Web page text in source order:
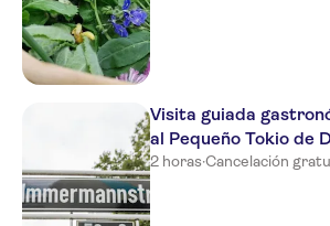
Visita guiada
al Pequeño Tokio de
2 horas·Cancelación